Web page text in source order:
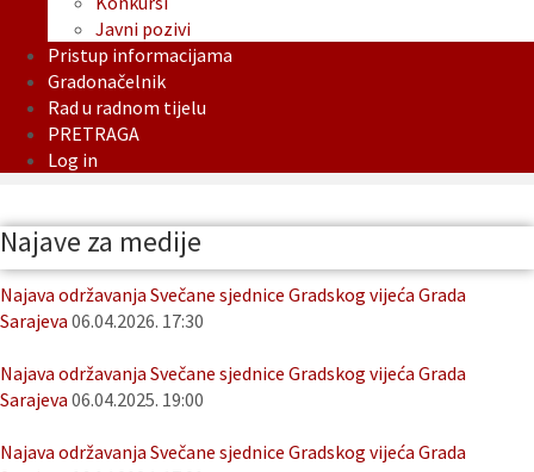
Javni pozivi
Pristup informacijama
Gradonačelnik
Rad u radnom tijelu
PRETRAGA
Log in
Najave za medije
Najava održavanja Svečane sjednice Gradskog vijeća Grada
Sarajeva 06.04.2026. 17:30
Najava održavanja Svečane sjednice Gradskog vijeća Grada
Sarajeva 06.04.2025. 19:00
Najava održavanja Svečane sjednice Gradskog vijeća Grada